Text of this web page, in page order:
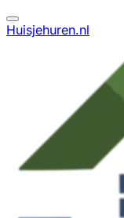
Huisjehuren.nl